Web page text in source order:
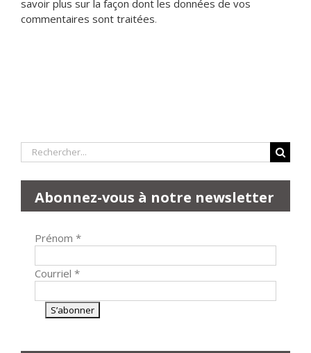
savoir plus sur la façon dont les données de vos
commentaires sont traitées.
Rechercher:
Abonnez-vous à notre newsletter
Prénom *
Courriel *